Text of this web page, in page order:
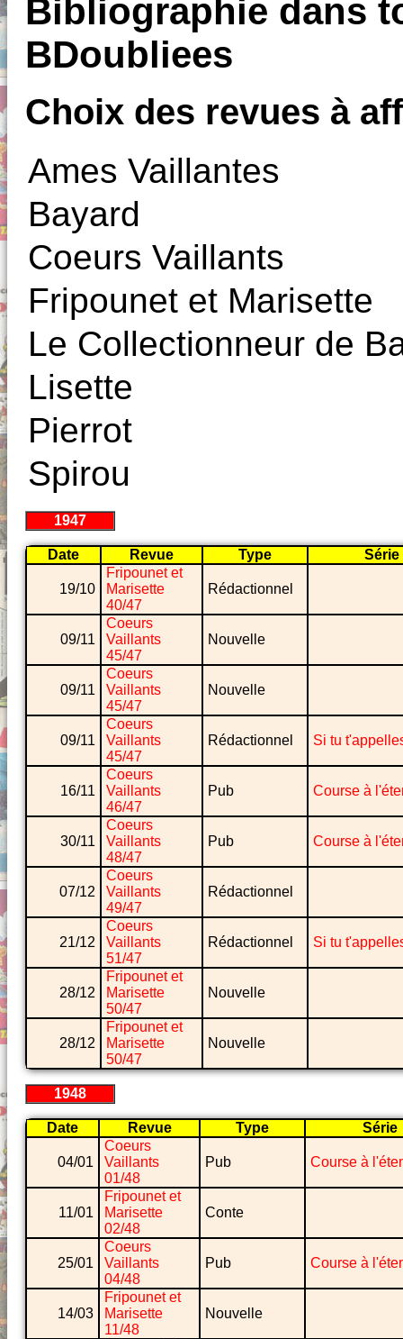
Bibliographie dans
BDoubliees
Choix des revues à
Ames Vaillantes
Bayard
Coeurs Vaillants
Fripounet et Marisette
Le Collectionneur de
Lisette
Pierrot
Spirou
1947
Date Revue Type Série
19/10
Fripounet et
Marisette
40/47
Rédactionnel
09/11
Coeurs
Vaillants
45/47
Nouvelle
09/11
Coeurs
Vaillants
45/47
Nouvelle
09/11
Coeurs
Vaillants
45/47
Rédactionnel Si tu
16/11
Coeurs
Vaillants
46/47
Pub Course à
30/11
Coeurs
Vaillants
48/47
Pub Course à
07/12
Coeurs
Vaillants
49/47
Rédactionnel
21/12
Coeurs
Vaillants
51/47
Rédactionnel Si tu
28/12
Fripounet et
Marisette
50/47
Nouvelle
28/12
Fripounet et
Marisette
50/47
Nouvelle
1948
Date Revue Type Série
04/01
Coeurs
Vaillants
01/48
Pub Course à
11/01
Fripounet et
Marisette
02/48
Conte
25/01
Coeurs
Vaillants
04/48
Pub Course à
14/03
Fripounet et
Marisette
11/48
Nouvelle